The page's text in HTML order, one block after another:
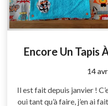
Encore Un Tapis
by
14
Il est fait depuis janvier !
oui tant qu’à faire, j’en ai